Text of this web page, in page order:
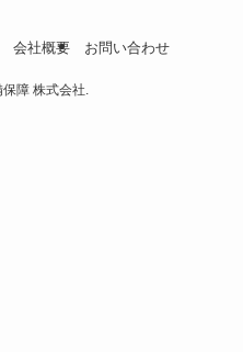
会社概要 お問い合わせ
障 株式会社.